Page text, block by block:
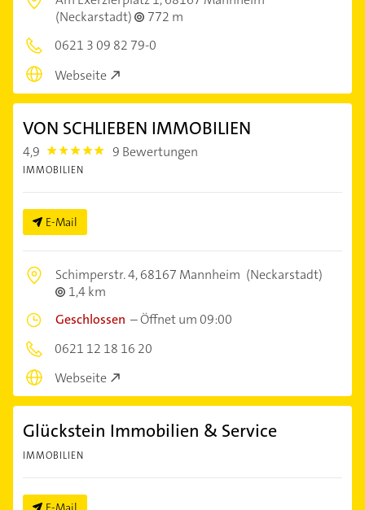
(Neckarstadt)
772 m
0621 3 09 82 79-0
Webseite
VON SCHLIEBEN IMMOBILIEN
4,9 4.9 9 Bewertungen
IMMOBILIEN
E-Mail
Schimperstr. 4,68167 Mannheim (Neckarstadt)
1,4 km
Geschlossen –Öffnet um 09:00
0621 12 18 16 20
Webseite
Glückstein Immobilien & Service
IMMOBILIEN